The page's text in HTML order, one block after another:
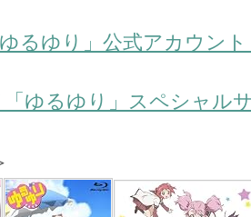
るゆり」公式アカウント
ゆるゆり」スペシャル